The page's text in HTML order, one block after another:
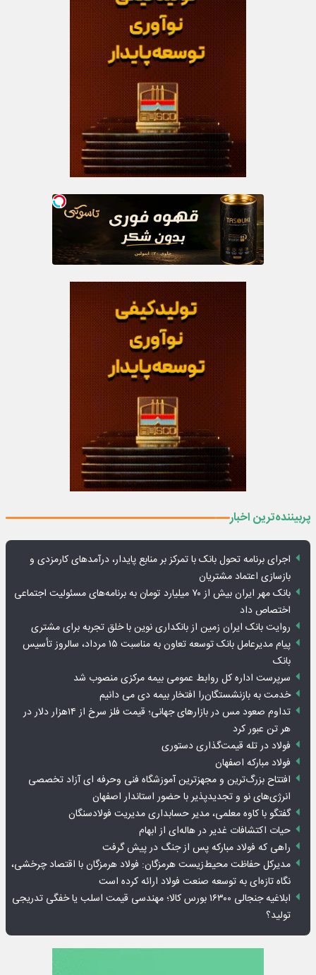
پربیننده‌ترین اخبار
اجرای برنامه تحول بانک با تمرکز بر منابع پایدار، درآمدهای کارمزدی و
بازسازی اعتماد مشتریان
بانک مهر ایران بیش از ۷۰ میلیارد تومان به برنامه‌های مسئولیت اجتماعی
اختصاص داد
روایت بانک ایران زمین از بانکداری نوین با خلق تجربه برای مشتری
پیام مدیرعامل بانک توسعه تعاون به مناسبت ۱۵ مرداد، سالروز تأسیس
بانک
سرپرست اداره کل روابط عمومی بیمه مرکزی منصوب شد
خدمت به بازنشستگان‌را افتخار بیمه دی می دانیم
تداوم صعود مس در بازارهای جهانی؛ قیمت فلز سرخ از ۱۴هزار دلار در
هر تن عبور کرد
فولاد در تله قیمت‌گذاری دستوری
فولاد مبارکه اصفهان
افتتاح بزرگ‌ترین و مجهزترین آموزشگاه فنی وحرفه ای آزاد تخصصی
انرژی‌های نو و تجدیدپذیر با حضور استاندار اصفهان
گفتگو با کاوه معلمی، مدیر حسابداری مدیریت فولادسنگان
حیات اکتشافات غدیر در هاله‌ای از ابهام
راهی که فولاد مبارکه پس از جنگ در پیش گرفت
مدیرکل حفاظت محیط‌زیست هرمزگان: فولاد هرمزگان با اقتصاد چرخشی،
نگاه تازه‌ای به توسعه صنعت فولاد ارائه کرده است
ابلاغیه جنجالی ۱۶۳۰۰ بورس کالا؛ مهندسی قیمت اسلب یا خفگی تدریجی
تولید؟